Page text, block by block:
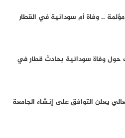
.. وفاة أم سودانية في القطار
حول وفاة سودانية بحادث قطار في
يعلن التوافق على إنشاء الجامعة